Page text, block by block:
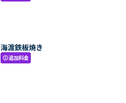
海渡鉄板焼き
paid追加料金